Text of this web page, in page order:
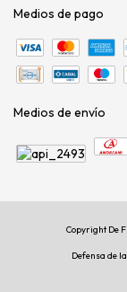
Medios de pago
Medios de envío
Copyright De
Defensa de